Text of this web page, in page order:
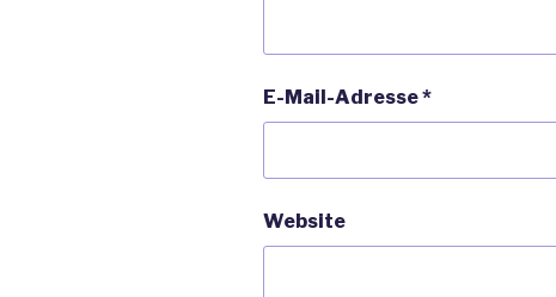
E-Mail-Adresse*
Website